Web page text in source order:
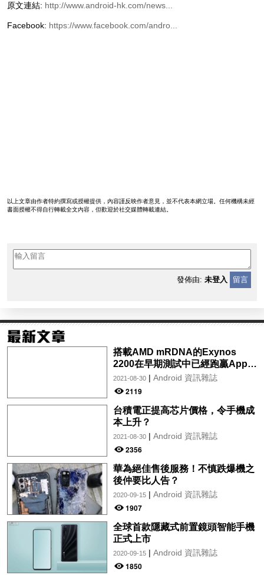
原文連結: http://www.android-hk.com/news...
Facebook: https://www.facebook.com/andro...
以上文章由作者特約撰寫或授權提供，內容謹反映作者意見，並不代表本網立場。任何機構未經
書面授權不得自行轉載全文內容，但歡迎於社交媒體轉載連結。
發佈由: 未登入 留言
搭載AMD mRDNA的Exynos
2200在早期測試中已經跑贏Apple
A14 Bionic
2021-08-30| Android 資訊雜誌
2119
台積電正提高芯片價格，令手機成
本上升？
2021-08-30| Android 資訊雜誌
2356
華為絕佳售後服務！不慎跌爆機之
後仲要比人告？
2020-09-15| Android 資訊雜誌
1907
全球首款隱藏式前置鏡頭智能手機
正式上市
2020-09-15| Android 資訊雜誌
1850